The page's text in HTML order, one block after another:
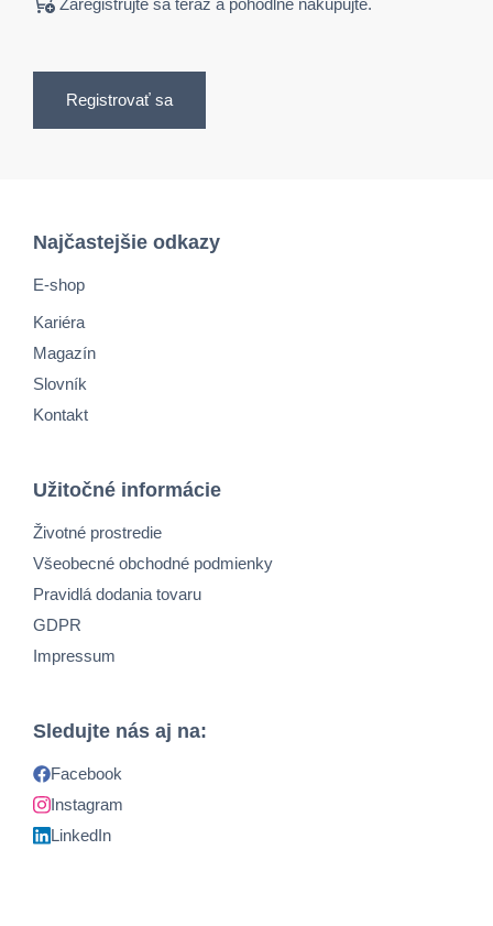
Zaregistrujte sa teraz a pohodlne nakupujte.
Registrovať sa
Najčastejšie odkazy
E-shop
Kariéra
Magazín
Slovník
Kontakt
Užitočné informácie
Životné prostredie
Všeobecné obchodné podmienky
Pravidlá dodania tovaru
GDPR
Impressum
Sledujte nás aj na:
Facebook
Instagram
LinkedIn